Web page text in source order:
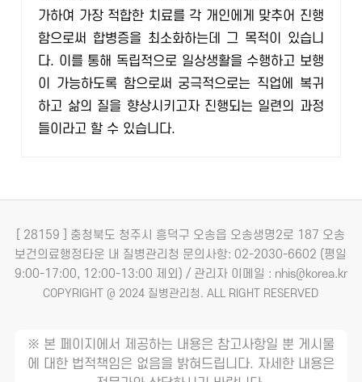
가하여 가장 적합한 치료를 각 개인에게 맞추어 진행
함으로써 합병증을 최소화하는데 그 목적이 있습니
다. 이를 통해 독립적으로 일상생활을 수행하고 보행
이 가능하도록 함으로써 궁극적으로는 직업에 복귀
하고 삶의 질을 향상시키고자 진행되는 일련의 과정
들이라고 할 수 있습니다.
[ 28159 ] 충청북도 청주시 흥덕구 오송읍 오송생명2로 187 오송
보건의료행정타운 내 질병관리청 문의사항: 02-2030-6602 (평일
9:00-17:00, 12:00-13:00 제외) / 관리자 이메일 : nhis@korea.kr
COPYRIGHT @ 2024 질병관리청. ALL RIGHT RESERVED
※ 본 페이지에서 제공하는 내용은 참고사항일 뿐 게시물
에 대한 법적책임은 없음을 밝혀드립니다. 자세한 내용은